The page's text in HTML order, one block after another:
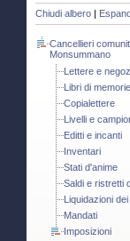
Chiudi albero
Cancellieri
Monsummano
Lettere e
Libri di
Copialettere
Livelli e
Editti e incanti
Inventari
Stati d'anime
Saldi e ristretti
Liquidazioni
Mandati
Imposizioni